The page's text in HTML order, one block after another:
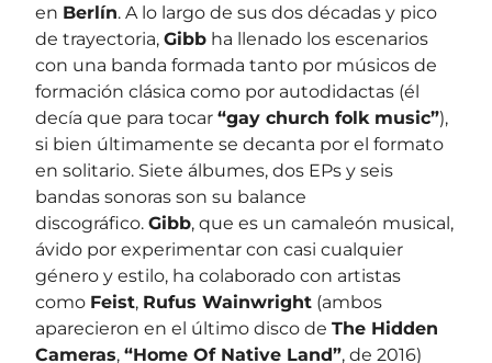
en Berlín. A lo largo de sus dos décadas y pico
de trayectoria, Gibb ha llenado los escenarios
con una banda formada tanto por músicos de
formación clásica como por autodidactas (él
decía que para tocar “gay church folk music”),
si bien últimamente se decanta por el formato
en solitario. Siete álbumes, dos EPs y seis
bandas sonoras son su balance
discográfico. Gibb, que es un camaleón musical,
ávido por experimentar con casi cualquier
género y estilo, ha colaborado con artistas
como Feist, Rufus Wainwright (ambos
aparecieron en el último disco de The Hidden
Cameras, “Home Of Native Land”, de 2016)